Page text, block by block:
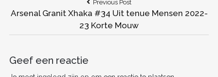
e
o
k
er
l
e
st
di e n
Previous Post
Post:
Arsenal Granit Xhaka #34 Uit tenue Mensen 2022-
23 Korte Mouw
Geef een reactie